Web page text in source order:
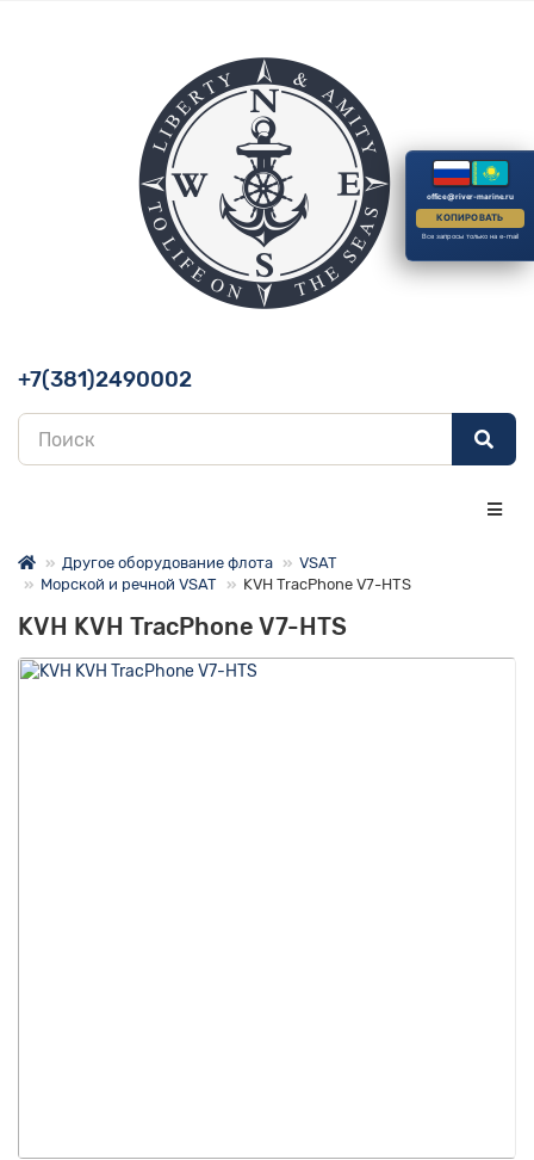
+7(381)2490002
Другое оборудование флота
VSAT
Морской и речной VSAT
KVH TracPhone V7-HTS
KVH KVH TracPhone V7-HTS
office@river-marine.ru
КОПИРОВАТЬ
Все запросы только на e-mail